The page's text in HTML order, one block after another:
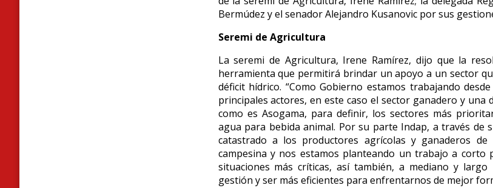
Bermúdez y el senador Alejandro Kusanovic por sus
Seremi de Agricultura
La seremi de Agricultura, Irene Ramírez, dijo que la
herramienta que permitirá brindar un apoyo a un sector
déficit hídrico. “Como Gobierno estamos trabajando
principales actores,en este caso el sector ganadero y una
como es Asogama, para definir, los sectores más
agua para bebida animal. Por su parte Indap, a través de
catastrado a los productores agrícolas y ganaderos
campesina y nos estamos planteando un trabajo a corto
situaciones más críticas, así también, a mediano y
gestión y ser más eficientes para enfrentarnos de mejor